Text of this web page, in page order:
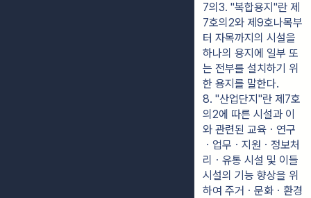
7의3. "복합용지"란 제
7호의2와 제9호나목부
터 자목까지의 시설을
하나의 용지에 일부 또
는 전부를 설치하기 위
한 용지를 말한다.
8. "산업단지"란 제7호
의2에 따른 시설과 이
와 관련된 교육ㆍ연구
ㆍ업무ㆍ지원ㆍ정보처
리ㆍ유통 시설 및 이들
시설의 기능 향상을 위
하여 주거ㆍ문화ㆍ환경